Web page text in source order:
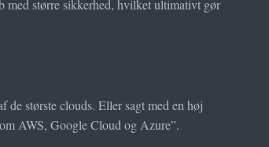
med større sikkerhed, hvilket ultimativt gør
de største clouds. Eller sagt med en høj
AWS, Google Cloud og Azure”.